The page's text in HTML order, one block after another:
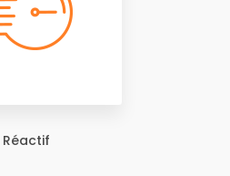
Réactif